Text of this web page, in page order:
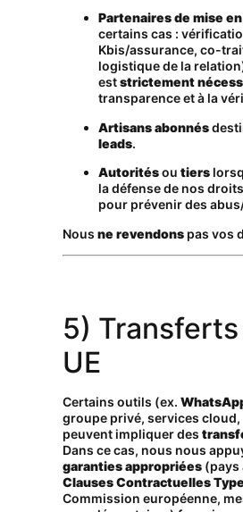
Partenaires de mise
certains cas :
Kbis/assurance, co-
logistique de la
eststrictement
transparence et à la
Artisans abonnés
leads.
Autoritésoutiers
la défense de nos
pour prévenir des
Nousne revendons pas vos
5)
UE
Certains outils (ex.
groupe privé, services cloud,
peuvent impliquer des
Dans ce cas, nous nous
garanties appropriées (pays
Clauses Contractuelles
Commission européenne,